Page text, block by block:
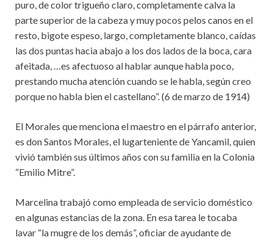
puro, de color trigueño claro, completamente calva la
parte superior de la cabeza y muy pocos pelos canos en el
resto, bigote espeso, largo, completamente blanco, caídas
las dos puntas hacia abajo a los dos lados de la boca, cara
afeitada, …es afectuoso al hablar aunque habla poco,
prestando mucha atención cuando se le habla, según creo
porque no habla bien el castellano”. (6 de marzo de 1914)
El Morales que menciona el maestro en el párrafo anterior,
es don Santos Morales, el lugarteniente de Yancamil, quien
vivió también sus últimos años con su familia en la Colonia
“Emilio Mitre”.
Marcelina trabajó como empleada de servicio doméstico
en algunas estancias de la zona. En esa tarea le tocaba
lavar “la mugre de los demás”, oficiar de ayudante de